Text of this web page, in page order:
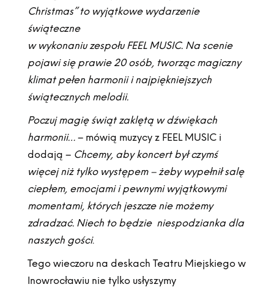
Christmas” to wyjątkowe wydarzenie
świąteczne
w wykonaniu zespołu FEEL MUSIC. Na scenie
pojawi się prawie 20 osób, tworząc magiczny
klimat pełen harmonii i najpiękniejszych
świątecznych melodii.
Poczuj magię świąt zaklętą w dźwiękach
harmonii…– mówią muzycy z FEEL MUSIC i
dodają – Chcemy, aby koncert był czymś
więcej niż tylko występem – żeby wypełnił salę
ciepłem, emocjami i pewnymi wyjątkowymi
momentami, których jeszcze nie możemy
zdradzać. Niech to będzie niespodzianka dla
naszych gości.
Tego wieczoru na deskach Teatru Miejskiego w
Inowrocławiu nie tylko usłyszymy